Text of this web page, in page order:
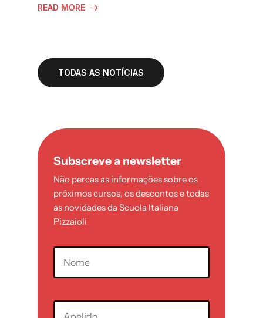
READ MORE
TODAS AS NOTÍCIAS
Subscreve a newsletter
Não percas as informações sobre os
próximos cursos, os descontos e todas
as novidades da Scuola Italiana
Pizzaioli